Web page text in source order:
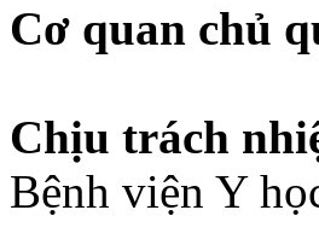
Cơ quan chủ
Chịu trách
Bệnh viện Y